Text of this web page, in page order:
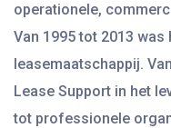
operationele,
Van 1995 tot 2013
leasemaatschappij.
Lease Support in het
tot professionele